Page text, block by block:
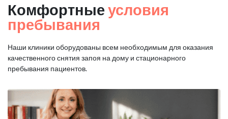
Комфортные условия
пребывания
Наши клиники оборудованы всем необходимым для оказания
качественного снятия запоя на дому и стационарного
пребывания пациентов.